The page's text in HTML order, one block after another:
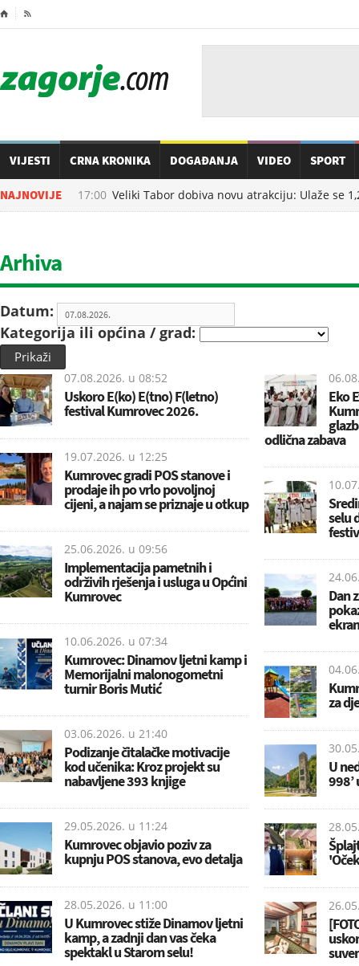
⌂ 
VIJESTI CRNA KRONIKA DOGAĐANJA VIDEO SPORT
NAJNOVIJE
u 17:00 Veliki Tabor dobiva novu atrakciju: Ulaže se
Arhiva
Datum:
Kategorija ili općina / grad:
Prikaži
07.08.2026. u 08:52
Uskoro E(ko) E(tno) F(letno)
festival Kumrovec 2026.
19.07.2026. u 12:25
Kumrovec gradi POS stanove i
prodaje ih po vrlo povoljnoj
cijeni, a najam se priznaje u otkup
25.06.2026. u 09:56
Implementacija pametnih i
održivih rješenja i usluga u Općini
Kumrovec
10.06.2026. u 07:34
Kumrovec: Dinamov ljetni kamp i
Memorijalni malonogometni
turnir Boris Mutić
03.06.2026. u 21:40
Podizanje čitalačke motivacije
kod učenika: Kroz projekt su
nabavljene 393 knjige
29.05.2026. u 11:24
Kumrovec objavio poziv za
kupnju POS stanova, evo detalja
28.05.2026. u 11:00
U Kumrovec stiže Dinamov ljetni
kamp, a zadnji dan vas čeka
spektakl u Starom selu!
Eko
odlična zabava
selu
Dan
za
U
998’